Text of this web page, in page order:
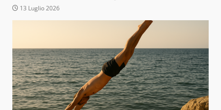
13 Luglio 2026